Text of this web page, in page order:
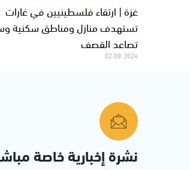
غزة | ارتقاء فلسطينيين في غارات
تستهدف منازل ومناطق سكنية
تصاعد القصف
02.08.2026
نشرة إخبارية خاصة